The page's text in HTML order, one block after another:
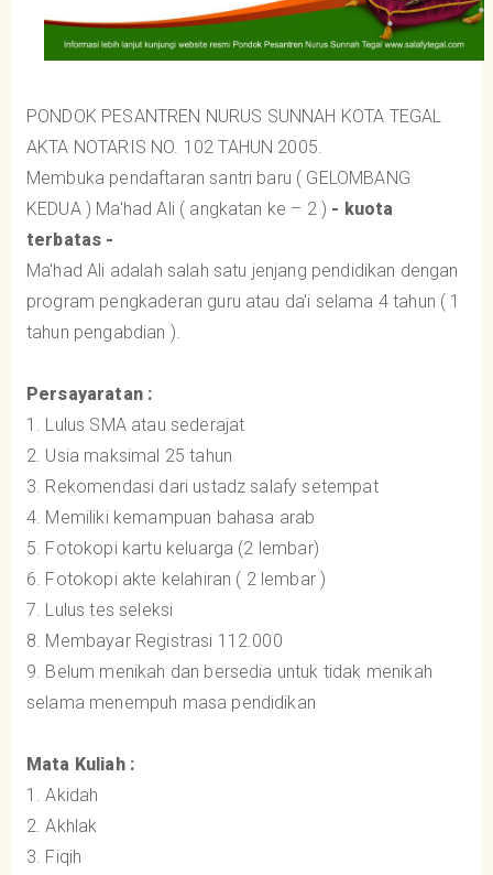
PONDOK PESANTREN NURUS SUNNAH KOTA TEGAL
AKTA NOTARIS NO. 102 TAHUN 2005.
Membuka pendaftaran santri baru ( GELOMBANG
KEDUA ) Ma'had Ali ( angkatan ke – 2 ) - kuota
terbatas -
Ma'had Ali adalah salah satu jenjang pendidikan dengan
program pengkaderan guru atau da'i selama 4 tahun ( 1
tahun pengabdian ).
Persayaratan :
1. Lulus SMA atau sederajat
2. Usia maksimal 25 tahun
3. Rekomendasi dari ustadz salafy setempat
4. Memiliki kemampuan bahasa arab
5. Fotokopi kartu keluarga (2 lembar)
6. Fotokopi akte kelahiran ( 2 lembar )
7. Lulus tes seleksi
8. Membayar Registrasi 112.000
9. Belum menikah dan bersedia untuk tidak menikah
selama menempuh masa pendidikan
Mata Kuliah :
1. Akidah
2. Akhlak
3. Fiqih